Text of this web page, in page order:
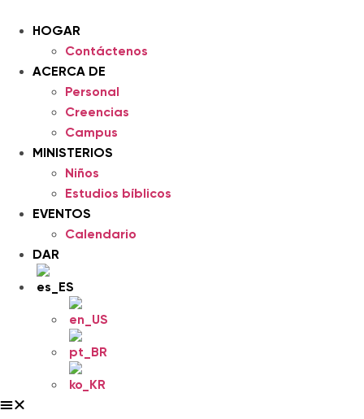
HOGAR
Contáctenos
ACERCA DE
Personal
Creencias
Campus
MINISTERIOS
Niños
Estudios bíblicos
EVENTOS
Calendario
DAR